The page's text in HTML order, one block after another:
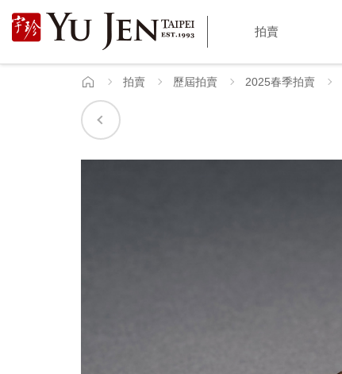
宇
珍
拍賣
首
頁
拍賣 歷屆拍賣 2025春季拍賣